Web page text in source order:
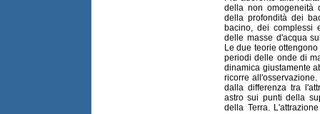
della non omogeneità
della profondità dei
bacino, dei complessi
delle masse d'acqua
Le due teorie
periodi delle onde di
dinamica giustamente
ricorre
dalla differenza tra
astro sui punti della
della Terra.